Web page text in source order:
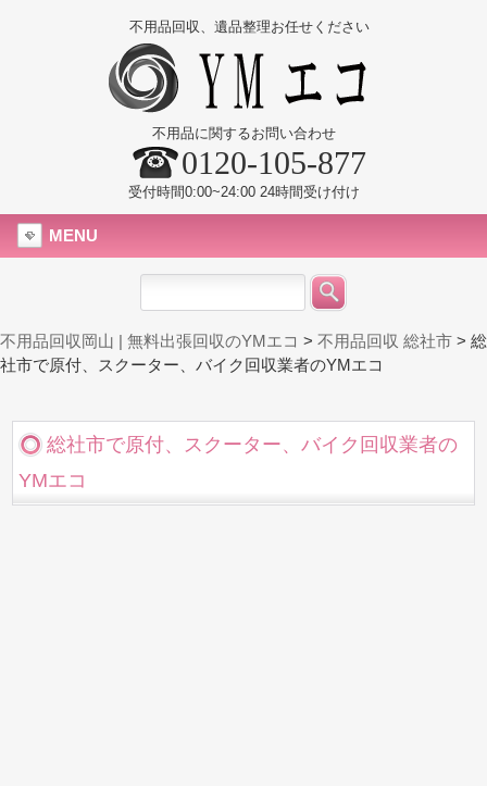
不用品回収、遺品整理お任せください
不用品に関するお問い合わせ
0120-105-877
受付時間0:00~24:00 24時間受け付け
MENU
不用品回収岡山 | 無料出張回収のYMエコ > 不用品回収 総社市 > 総
社市で原付、スクーター、バイク回収業者のYMエコ
総社市で原付、スクーター、バイク回収業者の
YMエコ